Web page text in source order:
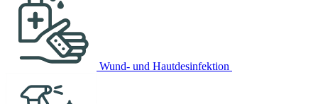
Wund- und Hautdesinfektion